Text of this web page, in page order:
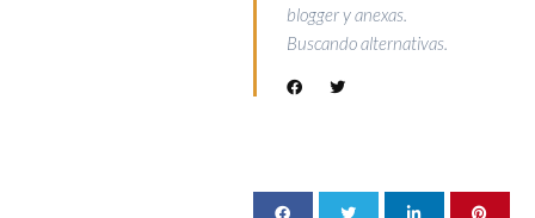
blogger y anexas.
Buscando alternativas.